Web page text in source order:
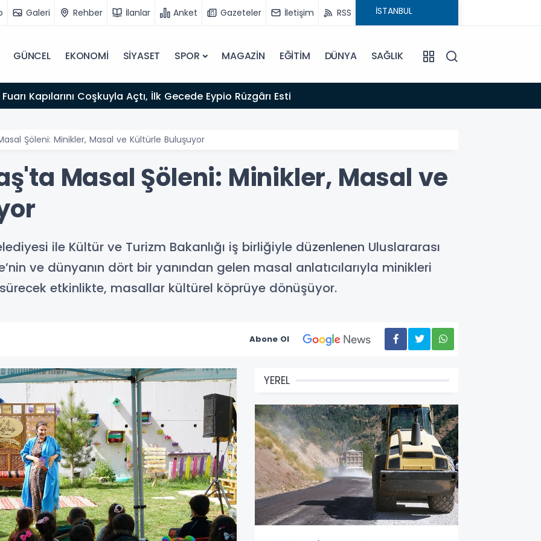
Galeri Rehber İlanlar Anket Gazeteler İletişim RSS
GÜNCEL EKONOMİ SİYASET SPOR MAGAZİN EĞİTİM DÜNYA SAĞLIK
Kapılarını Coşkuyla Açtı, İlk Gecede Eypio Rüzgârı Esti
Şöleni: Minikler, Masal ve Kültürle Buluşuyor
Masal Şöleni: Minikler, Masal ve
ile Kültür ve Turizm Bakanlığı iş birliğiyle düzenlenen Uluslararası
ve dünyanın dört bir yanından gelen masal anlatıcılarıyla minikleri
etkinlikte, masallar kültürel köprüye dönüşüyor.
Abone Ol
YEREL